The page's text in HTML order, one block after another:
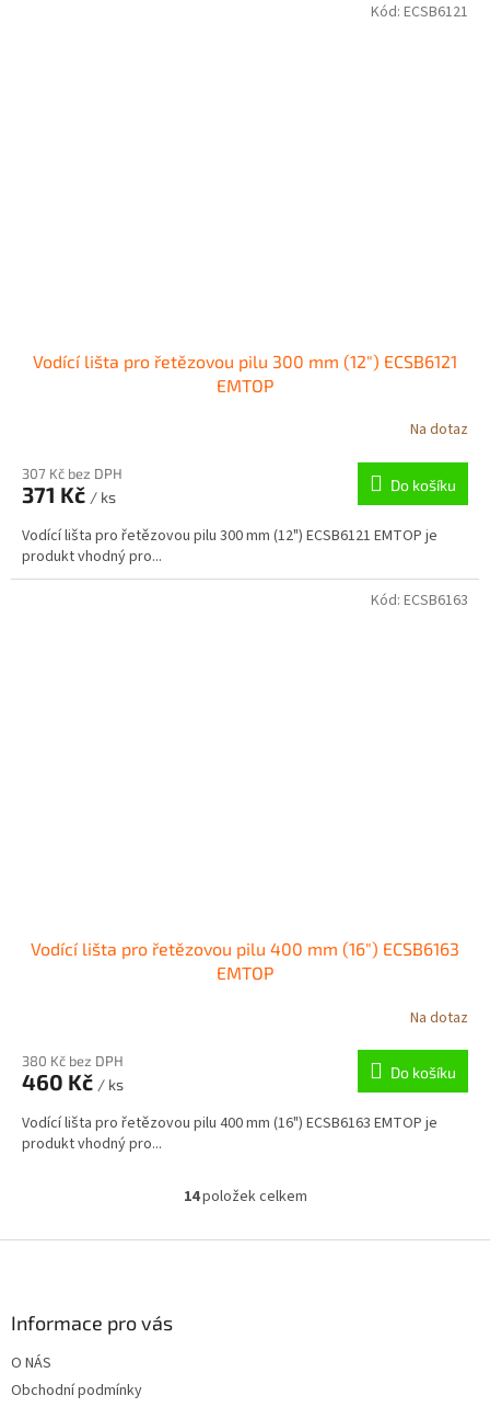
Vodící lišta pro řetězovou pilu 300 mm (12") ECSB6121
EMTOP
Na dotaz
307 Kč bez DPH
371 Kč / ks
Do košíku
Vodící lišta pro řetězovou pilu 300 mm (12") ECSB6121 EMTOP je
produkt vhodný pro...
Kód: ECSB6121
Vodící lišta pro řetězovou pilu 400 mm (16") ECSB6163
EMTOP
Na dotaz
380 Kč bez DPH
460 Kč / ks
Do košíku
Vodící lišta pro řetězovou pilu 400 mm (16") ECSB6163 EMTOP je
produkt vhodný pro...
Kód: ECSB6163
O
l
14položek celkem
Informace pro vás
O NÁS
Obchodní podmínky